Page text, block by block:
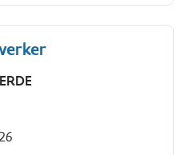
centraal staan.